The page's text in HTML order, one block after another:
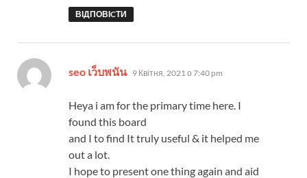
ВІДПОВІCТИ
seo เว็บพนัน 9 Квітня, 2021 о 7:40 pm
Heya i am for the primary time here. I
found this board
and I to find It truly useful & it helped me
out a lot.
I hope to present one thing again and aid